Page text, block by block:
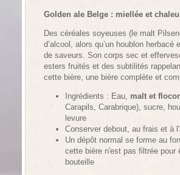
Golden ale Belge : miellée et
Des céréales soyeuses (le malt
d’alcool, alors qu’un houblon herbacé
de saveurs. Son corps sec et
esters fruités et des subtilités
cette bière, une bière complète et
Ingrédients : Eau, malt et
Carapils, Carabrique), sucre,
levure
Conserver debout, au frais et à
Un dépôt normal se forme au
cette bière n'est pas filtrée pour
bouteille